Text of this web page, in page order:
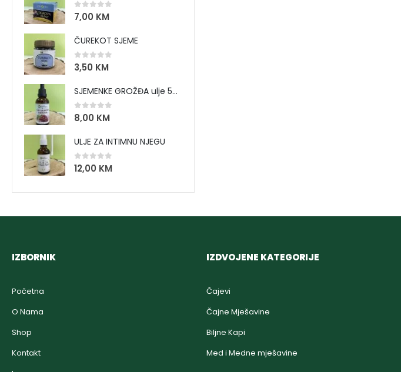
0 out of 5
7,00 KM
ČUREKOT SJEME
0 out of 5
3,50 KM
SJEMENKE GROŽĐA ulje 50 ml
0 out of 5
8,00 KM
ULJE ZA INTIMNU NJEGU
0out of 5
12,00 KM
IZBORNIK
Početna
O Nama
Shop
Kontakt
IZDVOJENE KATEGORIJE
Čajevi
Čajne Mješavine
Biljne Kapi
Med i Medne mješavine